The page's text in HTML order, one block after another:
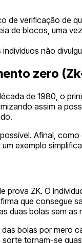
verificação de
de blocos, uma
não
zero
de 1980, o
assim a
Afinal,
exemplo
ZK. O
que consegue
duas bolas sem
bolas por
tornam-se